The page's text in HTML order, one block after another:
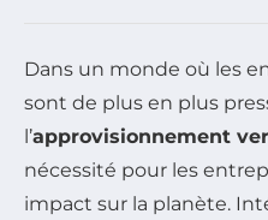
Dans un monde où les
sont de plus en plus
l’approvisionnement
nécessité pour les
impact sur la planète.